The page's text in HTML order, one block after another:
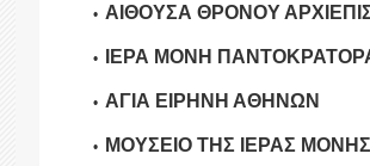
ΑΙΘΟΥΣΑ ΘΡΟΝΟΥ
ΙΕΡΑ ΜΟΝΗ
ΑΓΙΑ ΕΙΡΗΝΗ ΑΘΗΝΩΝ
ΜΟΥΣΕΙΟ ΤΗΣ ΙΕΡΑΣ